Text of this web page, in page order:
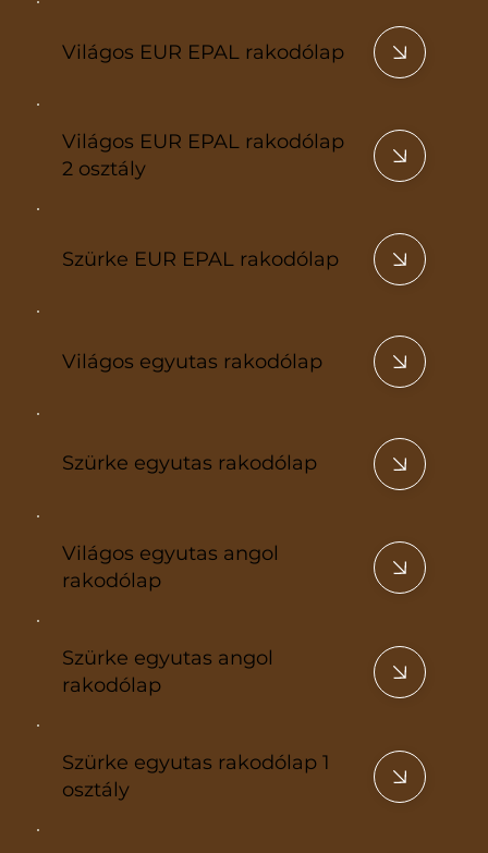
Világos EUR EPAL rakodólap
Világos EUR EPAL rakodólap
2 osztály
Szürke EUR EPAL rakodólap
Világos egyutas rakodólap
Szürke egyutas rakodólap
Világos egyutas angol
rakodólap
Szürke egyutas angol
rakodólap
Szürke egyutas rakodólap 1
osztály